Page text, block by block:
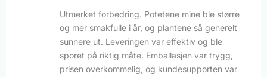
Utmerket forbedring. Potetene mine ble større
og mer smakfulle i år, og plantene så generelt
sunnere ut. Leveringen var effektiv og ble
sporet på riktig måte. Emballasjen var trygg,
prisen overkommelig, og kundesupporten var